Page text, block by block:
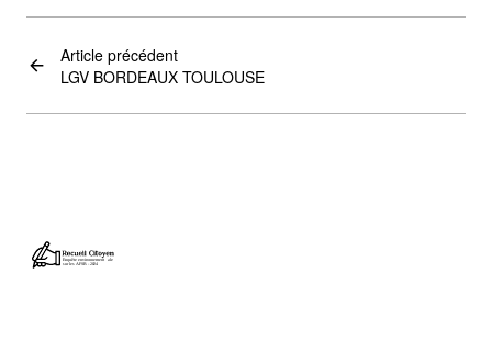
Article précédent
LGV BORDEAUX TOULOUSE